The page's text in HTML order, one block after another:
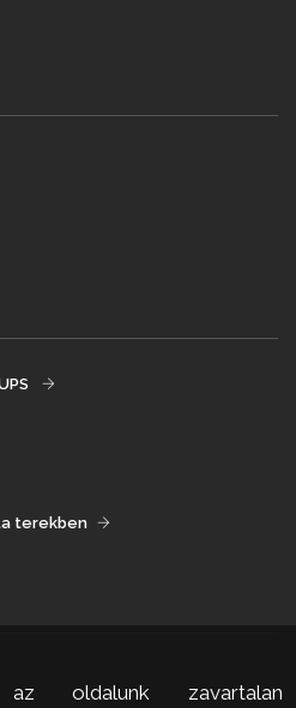
terekben
az oldalunk zavartalan